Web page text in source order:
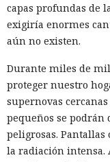
capas profundas de
exigiría enormes
aún no existen.
Durante miles de
proteger nuestro
supernovas
pequeños se podrán
peligrosas.
la radiación intensa.